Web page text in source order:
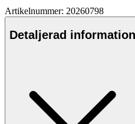
Artikelnummer: 20260798
Detaljerad information